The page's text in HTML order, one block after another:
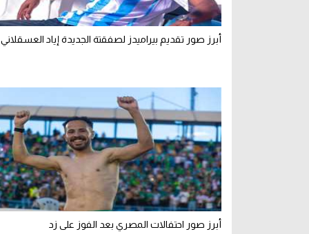
أبرز صور تقديم بيراميدز لصفقتة الجديدة إياد العسقلاني
أبرز صور احتفالات المصري بعد الفوز على زد